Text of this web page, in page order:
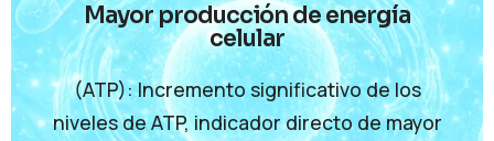
Mayor producción de energía
celular
(ATP): Incremento significativo de los
niveles de ATP, indicador directo de mayor